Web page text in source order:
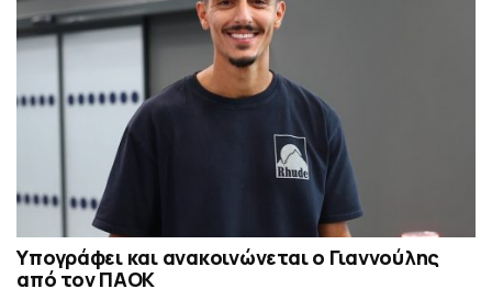
Υπογράφει και ανακοινώνεται ο Γιαννούλης
από τον ΠΑΟΚ